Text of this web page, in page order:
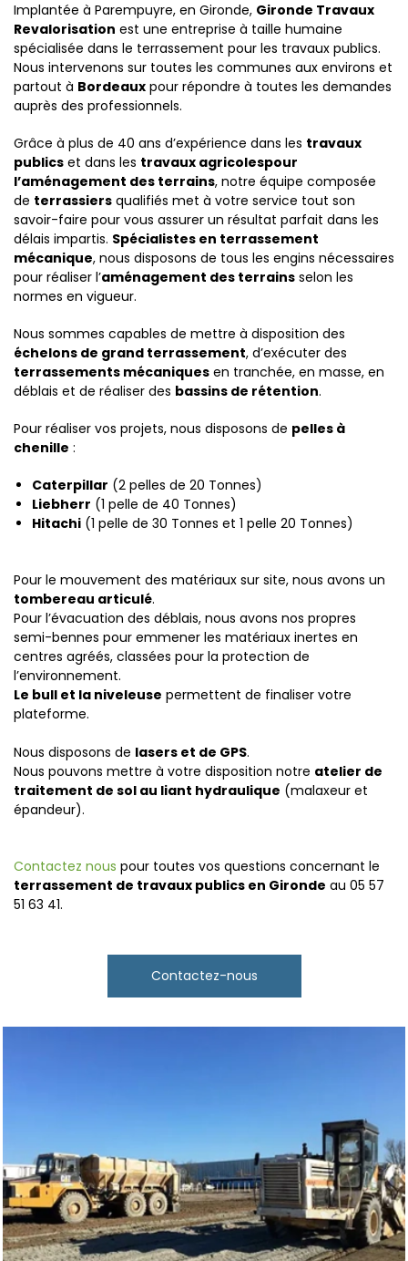
Implantée à Parempuyre, en Gironde, Gironde Travaux
Revalorisation est une entreprise à taille humaine
spécialisée dans le terrassement pour les travaux publics.
Nous intervenons sur toutes les communes aux environs et
partout à Bordeaux pour répondre à toutes les demandes
auprès des professionnels.
Grâce à plus de 40 ans d’expérience dans les travaux
publics et dans les travaux agricolespour
l’aménagement des terrains, notre équipe composée
de terrassiers qualifiés met à votre service tout son
savoir-faire pour vous assurer un résultat parfait dans les
délais impartis. Spécialistes en terrassement
mécanique, nous disposons de tous les engins nécessaires
pour réaliser l’aménagement des terrains selon les
normes en vigueur.
Nous sommes capables de mettre à disposition des
échelons de grand terrassement, d’exécuter des
terrassements mécaniques en tranchée, en masse, en
déblais et de réaliser des bassins de rétention.
Pour réaliser vos projets, nous disposons de pelles à
chenille :
Caterpillar (2 pelles de 20 Tonnes)
Liebherr (1 pelle de 40 Tonnes)
Hitachi (1 pelle de 30 Tonnes et 1 pelle 20 Tonnes)
Pour le mouvement des matériaux sur site, nous avons un
tombereau articulé.
Pour l’évacuation des déblais, nous avons nos propres
semi-bennes pour emmener les matériaux inertes en
centres agréés, classées pour la protection de
l’environnement.
Le bull et la niveleuse permettent de finaliser votre
plateforme.
Nous disposons de lasers et de GPS.
Nous pouvons mettre à votre disposition notre atelier de
traitement de sol au liant hydraulique (malaxeur et
épandeur).
Contactez nous pour toutes vos questions concernant le
terrassement de travaux publics en Gironde au 05 57
51 63 41.
Contactez-nous